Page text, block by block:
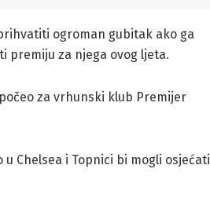
ogroman gubitak ako ga
premiju za njega ovog ljeta.
za vrhunski klub Premijer
Chelsea i Topnici bi mogli osjećati